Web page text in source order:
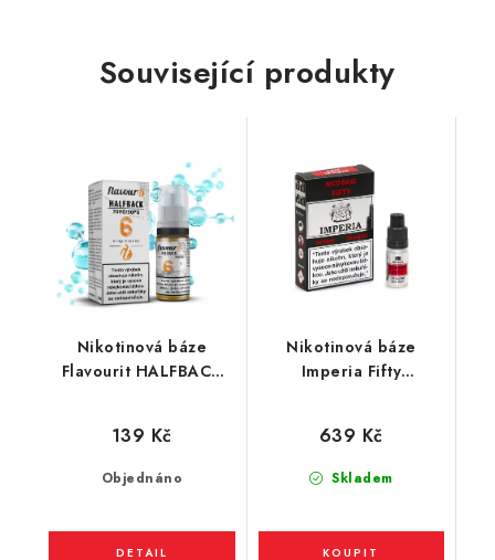
Související produkty
Nikotinová báze
Flavourit HALFBACK
Objednáno
139 Kč
Nikotinová báze
Imperia Fifty
Skladem
639 Kč